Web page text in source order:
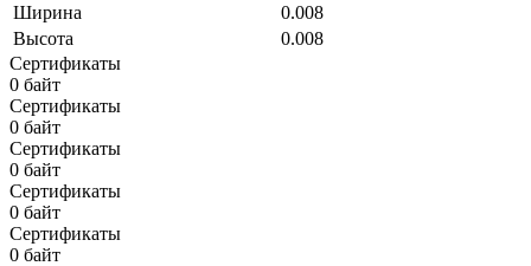
Ширина
0.008
Высота
0.008
Сертификаты
0 байт
Сертификаты
0 байт
Сертификаты
0 байт
Сертификаты
0 байт
Сертификаты
0 байт